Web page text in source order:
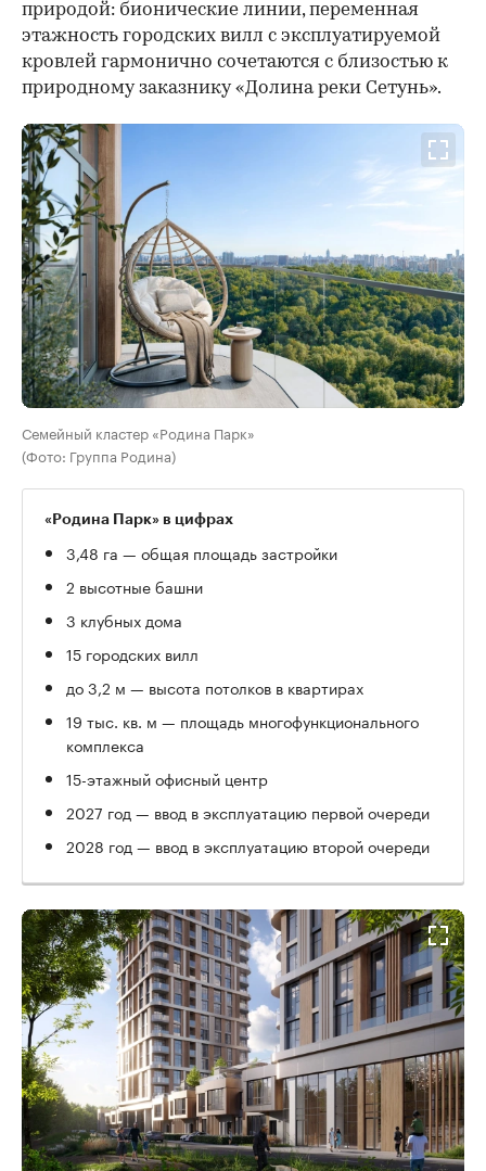
природой: бионические линии, переменная
этажность городских вилл с эксплуатируемой
кровлей гармонично сочетаются с близостью к
природному заказнику «Долина реки Сетунь».
Семейный кластер «Родина Парк»
(Фото: Группа Родина)
«Родина Парк» в цифрах
3,48 га — общая площадь застройки
2 высотные башни
3 клубных дома
15 городских вилл
до 3,2 м — высота потолков в квартирах
19 тыс. кв. м — площадь многофункционального
комплекса
15-этажный офисный центр
2027 год — ввод в эксплуатацию первой очереди
2028 год — ввод в эксплуатацию второй очереди